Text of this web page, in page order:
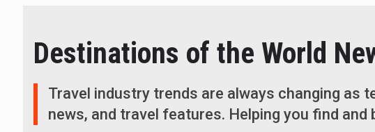
Destinations of the World
Travel industry trends are always changing as
news, and travel features. Helping you find